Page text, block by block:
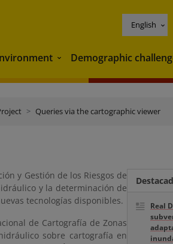
English
Environment
Demographic
Queries via the cartographic viewer
y Gestión de los Riesgos de
y la determinación de
tecnologías disponibles.
de Cartografía de Zonas
sobre cartografía en
Real